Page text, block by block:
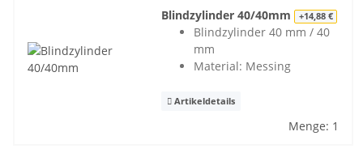
Blindzylinder 40/40mm +14,88 €
Blindzylinder 40 mm / 40
mm
Material: Messing
Artikeldetails
Menge: 1